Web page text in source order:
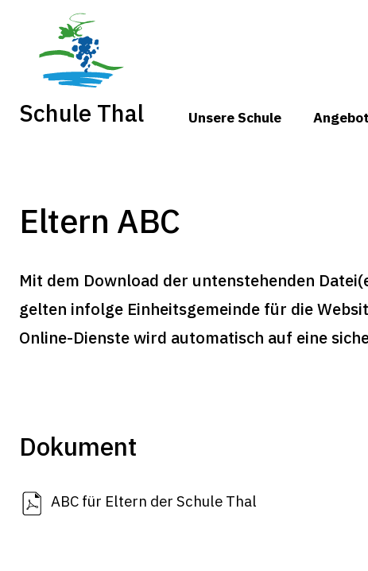
Schule Thal Unsere Schule
Eltern ABC
Mit dem Download der untenstehenden
gelten infolge Einheitsgemeinde für die
Online-Dienste wird automatisch auf eine
Dokument
ABC für Eltern der Schule Thal